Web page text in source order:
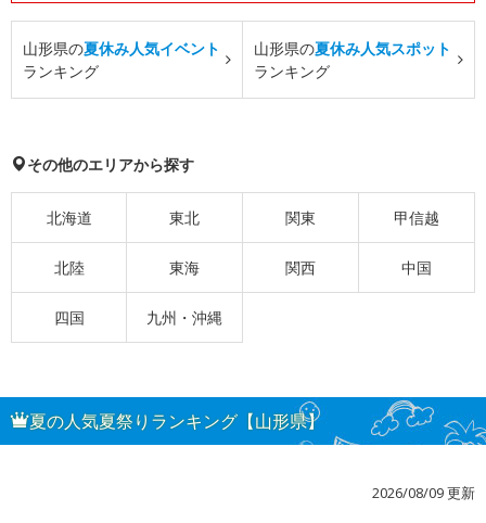
山形県の夏休み人気イベント
ランキング
山形県の夏休み人気スポット
ランキング
その他のエリアから探す
北海道 東北 関東 甲信越
北陸 東海 関西 中国
四国 九州・沖縄
夏の人気夏祭りランキング【山形県】
2026/08/09 更新